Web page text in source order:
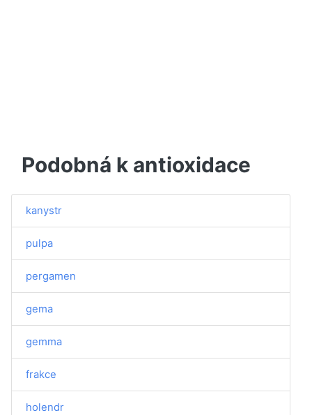
Podobná k antioxidace
kanystr
pulpa
pergamen
gema
gemma
frakce
holendr